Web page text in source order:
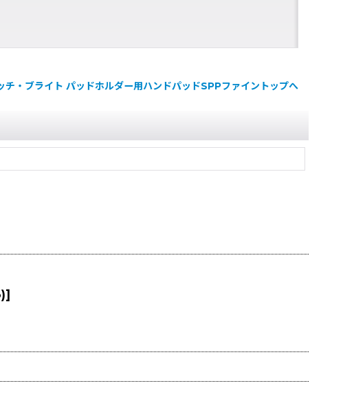
・ブライト パッドホルダー用ハンドパッドSPPファイントップへ
]